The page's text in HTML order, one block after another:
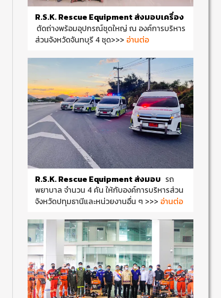
R.S.K. Rescue Equipment ส่งมอบเครื่อง
ตัดถ่างพร้อมอุปกรณ์ชุดใหญ่ ณ องค์การบริหาร
ส่วนจังหวัดจันทบุรี 4 ชุด>>> อ่านต่อ
R.S.K. Rescue Equipment ส่งมอบ รถ
พยาบาล จำนวน 4 คัน ให้กับองค์การบริหารส่วน
จังหวัดปทุมธานีและหน่วยงานอื่น ๆ >>> อ่านต่อ